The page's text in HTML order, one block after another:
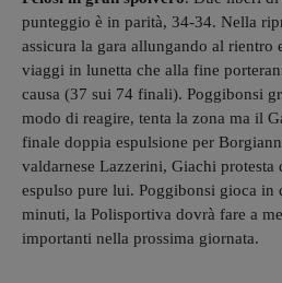
punteggio è in parità, 34-34. Nella
assicura la gara allungando al rientro
viaggi in lunetta che alla fine
causa (37 sui 74 finali). Poggibonsi
modo di reagire, tenta la zona ma il
finale doppia espulsione per
valdarnese Lazzerini, Giachi protesta
espulso pure lui. Poggibonsi gioca
minuti, la Polisportiva dovrà fare a
importanti nella prossima giornata.